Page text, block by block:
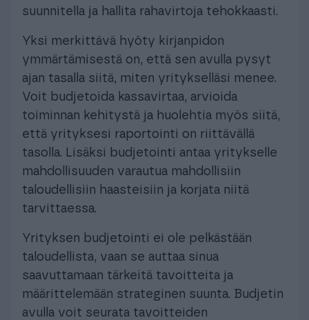
suunnitella ja hallita rahavirtoja tehokkaasti.
Yksi merkittävä hyöty kirjanpidon
ymmärtämisestä on, että sen avulla pysyt
ajan tasalla siitä, miten yritykselläsi menee.
Voit budjetoida kassavirtaa, arvioida
toiminnan kehitystä ja huolehtia myös siitä,
että yrityksesi raportointi on riittävällä
tasolla. Lisäksi budjetointi antaa yritykselle
mahdollisuuden varautua mahdollisiin
taloudellisiin haasteisiin ja korjata niitä
tarvittaessa.
Yrityksen budjetointi ei ole pelkästään
taloudellista, vaan se auttaa sinua
saavuttamaan tärkeitä tavoitteita ja
määrittelemään strateginen suunta. Budjetin
avulla voit seurata tavoitteiden